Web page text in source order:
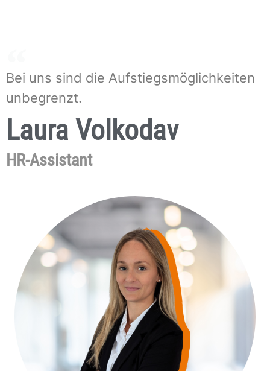
Bei uns sind die Aufstiegsmöglichkeiten
unbegrenzt.
Laura Volkodav
HR-Assistant